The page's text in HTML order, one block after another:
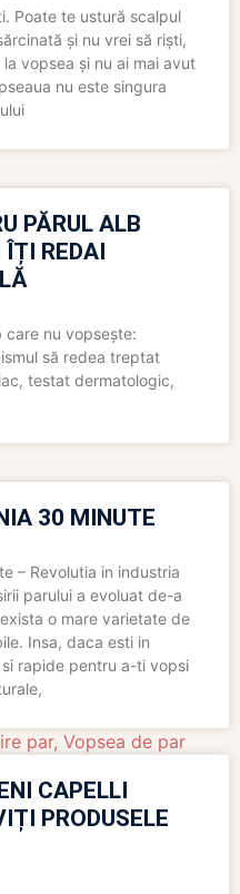
Poate te ustură scalpul
și nu vrei să riști,
vopsea și nu ai mai avut
nu este singura
PĂRUL ALB
ÎȚI REDAI
care nu vopsește:
să redea treptat
testat dermatologic,
30 MINUTE
– Revolutia in industria
parului a evoluat de-a
o mare varietate de
Insa, daca esti in
rapide pentru a-ti vopsi
par, Vopsea de par
CAPELLI
PRODUSELE